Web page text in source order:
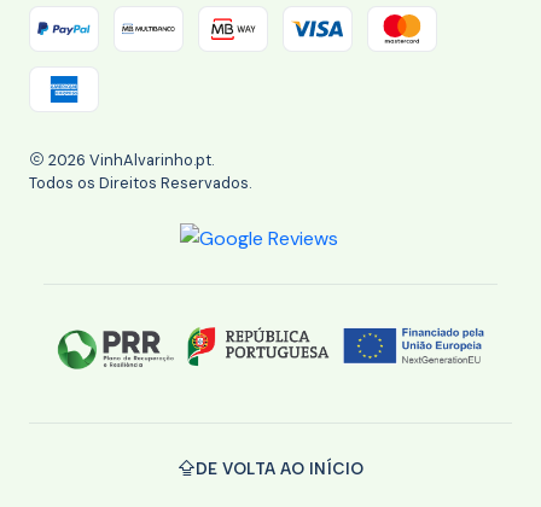
2026 VinhAlvarinho.pt.
Todos os Direitos Reservados.
DE VOLTA AO INÍCIO